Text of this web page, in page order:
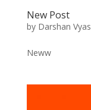
New Post
by Darshan Vyas
Neww